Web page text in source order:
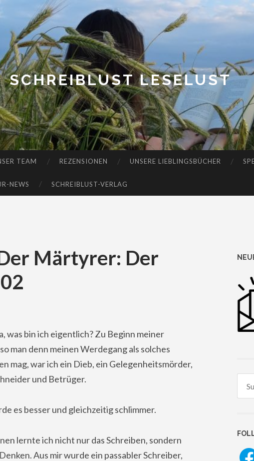
SCHREIBLUST LESELUST
TEAM REZENSIONEN UNSERE LIEBLINGSBÜCHER
NEWS SCHREIBLUST-VERLAG
Märtyrer: Der
was bin ich eigentlich? Zu Beginn meiner
man denn meinen Werdegang als solches
mag, war ich ein Dieb, ein Gelegenheitsmörder,
und Betrüger.
es besser und gleichzeitig schlimmer.
lernte ich nicht nur das Schreiben, sondern
Aus mir wurde ein passabler Schreiber,